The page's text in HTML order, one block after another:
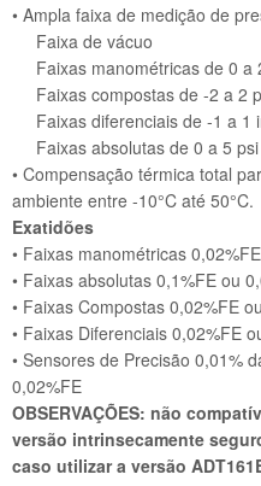
• Ampla faixa de medição de
Faixa de vácuo
Faixas manométricas de 0 a
Faixas compostas de -2 a 2
Faixas diferenciais de -1 a 1
Faixas absolutas de 0 a 5
• Compensação térmica total
ambiente entre -10°C até 50°C.
Exatidões
• Faixas manométricas
• Faixas absolutas 0,1%FE ou
• Faixas Compostas 0,02%FE
• Faixas Diferenciais 0,02%FE
• Sensores de Precisão 0,01%
0,02%FE
OBSERVAÇÕES: não
versão intrinsecamente
caso utilizar a versão